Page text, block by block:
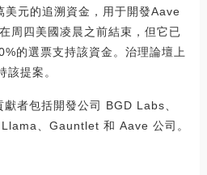
元的追溯資金，用于開發Aave
周四美國凌晨之前結束，但它已
的選票支持該資金。治理論壇上
該提案。
者包括開發公司 BGD Labs、
、Gauntlet 和 Aave 公司。